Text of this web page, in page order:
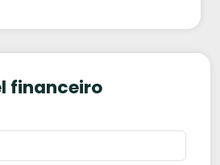
financeiro